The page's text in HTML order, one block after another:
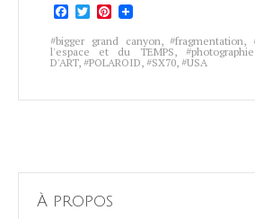
Facebook
TwitterPinterest
bigger grand canyon , fragmentation ,
l'espace et du TEMPS
photographie
D'ART, POLAROID SX70 USA
À propos